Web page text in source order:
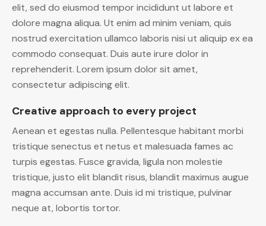
elit, sed do eiusmod tempor incididunt ut labore et
dolore magna aliqua. Ut enim ad minim veniam, quis
nostrud exercitation ullamco laboris nisi ut aliquip ex ea
commodo consequat. Duis aute irure dolor in
reprehenderit. Lorem ipsum dolor sit amet,
consectetur adipiscing elit.
Creative approach to every project
Aenean et egestas nulla. Pellentesque habitant morbi
tristique senectus et netus et malesuada fames ac
turpis egestas. Fusce gravida, ligula non molestie
tristique, justo elit blandit risus, blandit maximus augue
magna accumsan ante. Duis id mi tristique, pulvinar
neque at, lobortis tortor.